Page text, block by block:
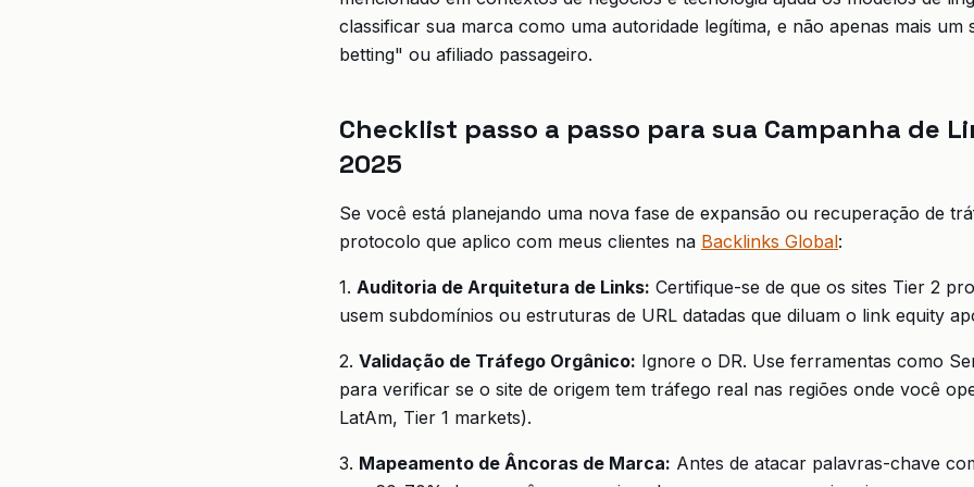
classificar sua marca como uma autoridade legítima, e não apenas mais um
betting" ou afiliado passageiro.
Checklist passo a passo para sua Campanha de
2025
Se você está planejando uma nova fase de expansão ou recuperação de
protocolo que aplico com meus clientes na Backlinks Global:
1. Auditoria de Arquitetura de Links: Certifique-se de que os sites Tier 2
usem subdomínios ou estruturas de URL datadas que diluam o link equity
2. Validação de Tráfego Orgânico: Ignore o DR. Use ferramentas como
para verificar se o site de origem tem tráfego real nas regiões onde você
LatAm, Tier 1 markets).
3. Mapeamento de Âncoras de Marca: Antes de atacar palavras-chave